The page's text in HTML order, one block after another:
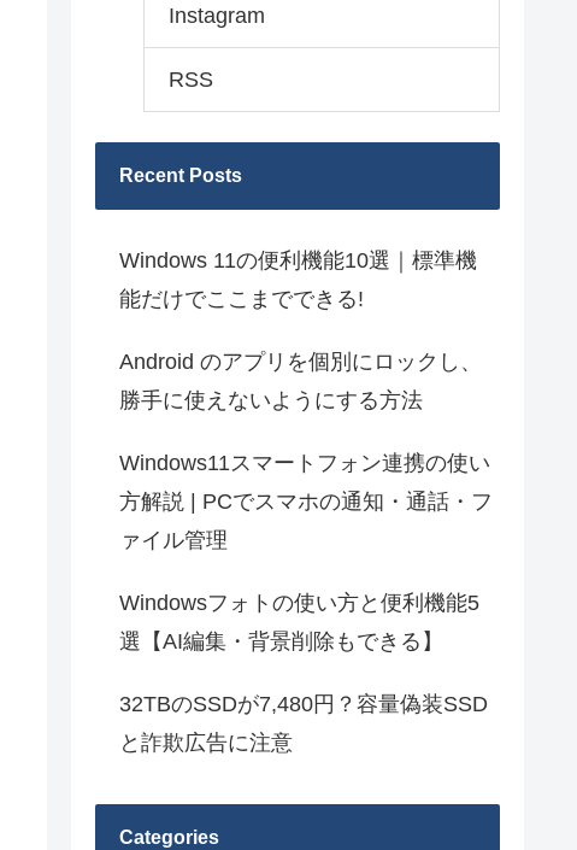
Instagram
RSS
Recent Posts
Windows 11の便利機能10選｜標準機
能だけでここまでできる!
Android のアプリを個別にロックし、
勝手に使えないようにする方法
Windows11スマートフォン連携の使い
方解説 | PCでスマホの通知・通話・フ
ァイル管理
Windowsフォトの使い方と便利機能5
選【AI編集・背景削除もできる】
32TBのSSDが7,480円？容量偽装SSD
と詐欺広告に注意
Categories